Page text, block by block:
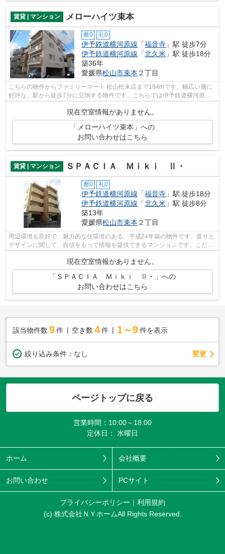
賃貸 | マンション メローハイツ束本
敷0 礼0
伊予鉄道横河原線 「福音寺 」駅 徒歩7分
伊予鉄道横河原線 「北久米 」駅 徒歩18分
築36年
愛媛県松山市束本 ２丁目
こちらの物件からファミリーマート 松山松末店まで184mです。幅広い層に
好評な、駅から徒歩7分に立地する物件です。こちらでは伊予鉄道横河原線
現在空室情報がありません。
「メローハイツ束本」への
お問い合わせはこちら
賃貸 | マンション ＳＰＡＣＩＡ Ｍｉｋｉ Ⅱ・
敷0 礼0
伊予鉄道横河原線 「福音寺 」駅 徒歩18分
伊予鉄道横河原線 「北久米 」駅 徒歩8分
築13年
愛媛県松山市束本 ２丁目
周辺環境も良好で、魅力的な住環境のある、平成24年築の物件です。造りと
デザインに関して、自信をもって情報を提供できるマンションです。こだわ
現在空室情報がありません。
「ＳＰＡＣＩＡ Ｍｉｋｉ Ⅱ・」への
お問い合わせはこちら
該当物件数 9件 空き数 4 件 1～9 件を表示
絞り込み条件： なし 変更
ページトップに戻る
営業時間：10:00～18:00
定休日： 水曜日
ホーム 会社概要
お問い合わせ PCサイト
プライバシーポリシー
利用規約
(c) 株式会社ＮＹホームAll Rights Reserved.